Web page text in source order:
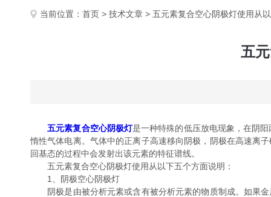
当前位置： 首页 > 技术文章 > 五元素复合空心阴极灯使用从
五
五元素复合空心阴极灯是一种特殊的低压放电现象，在阴
惰性气体电离。气体中的正离子高速移向阴极，阴极在高速离
回基态的过程中会发射出该元素的特征谱线。
五元素复合空心阴极灯使用从以下五个方面说明：
1、阴极空心阴极灯
阴极是由被分析元素或含有被分析元素的物质制成。如果金